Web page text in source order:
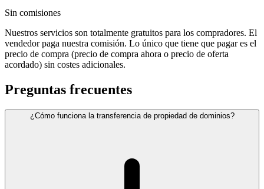
Sin comisiones
Nuestros servicios son totalmente gratuitos para los compradores. El
vendedor paga nuestra comisión. Lo único que tiene que pagar es el
precio de compra (precio de compra ahora o precio de oferta
acordado) sin costes adicionales.
Preguntas frecuentes
¿Cómo funciona la transferencia de propiedad de dominios?